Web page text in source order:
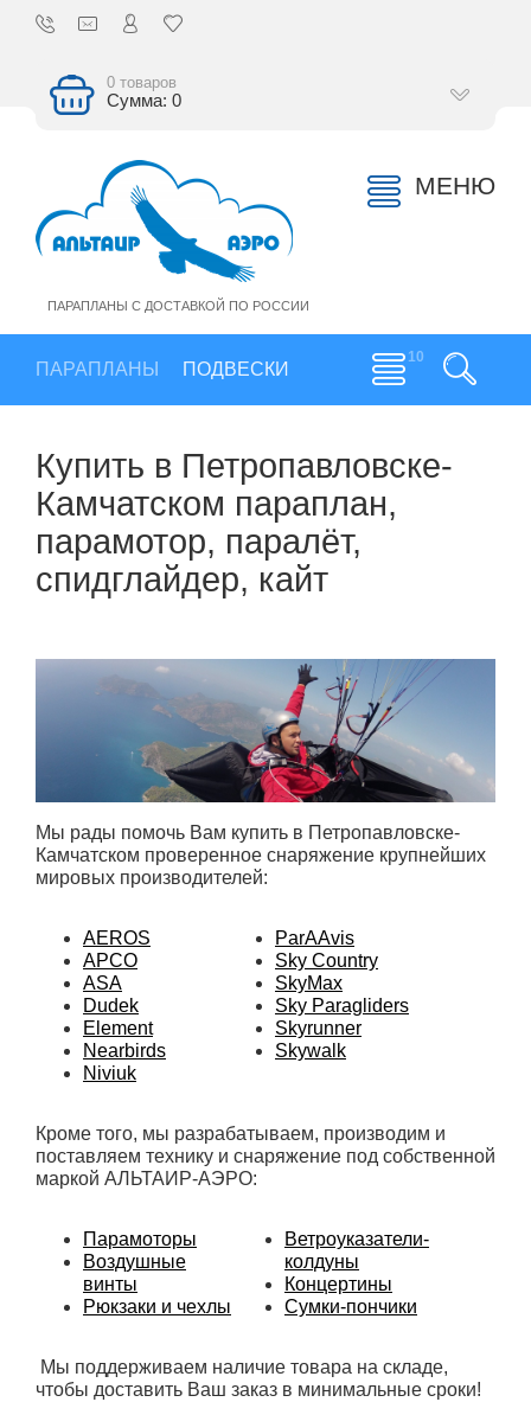
0 товаров
Сумма: 0
ПАРАПЛАНЫ С ДОСТАВКОЙ ПО РОССИИ
МЕНЮ
ПАРАПЛАНЫ ПОДВЕСКИ
Купить в Петропавловске-
Камчатском параплан,
парамотор, паралёт,
спидглайдер, кайт
Мы рады помочь Вам купить в Петропавловске-
Камчатском проверенное снаряжение крупнейших
мировых производителей:
AEROS
APCO
ASA
Dudek
Element
Nearbirds
Niviuk
ParAAvis
Sky Country
SkyMax
Sky Paragliders
Skyrunner
Skywalk
Кроме того, мы разрабатываем, производим и
поставляем технику и снаряжение под собственной
маркой АЛЬТАИР-АЭРО:
Парамоторы
Воздушные
винты
Рюкзаки и чехлы
Ветроуказатели-
колдуны
Концертины
Сумки-пончики
Мы поддерживаем наличие товара на складе,
чтобы доставить Ваш заказ в минимальные сроки!